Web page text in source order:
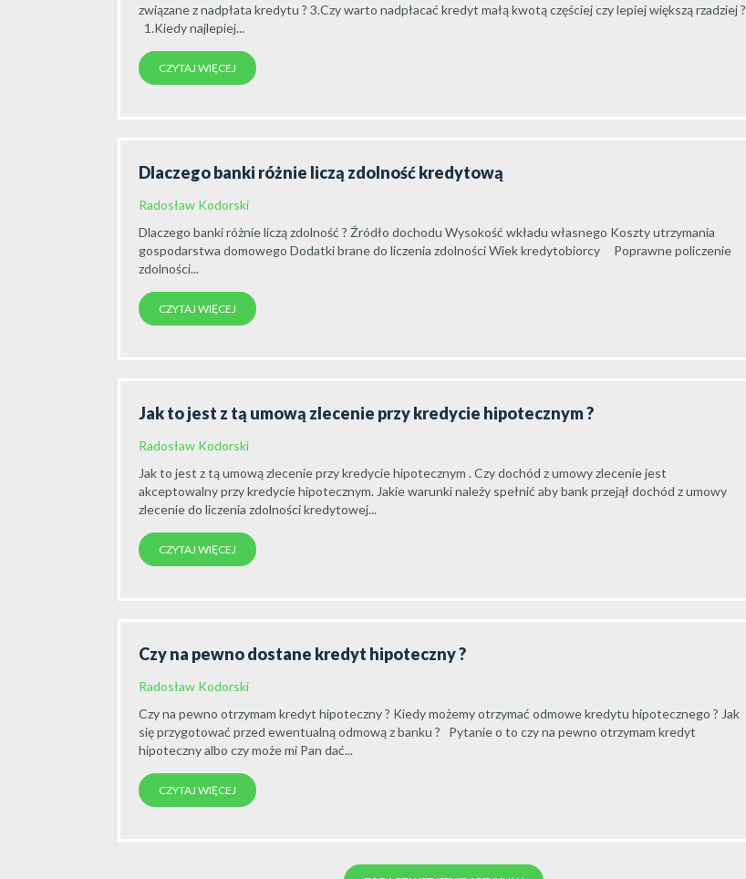
związane z nadpłata kredytu ? 3.Czy warto nadpłacać kredyt małą kwotą częściej czy lepiej większą rzadziej ?
1.Kiedy najlepiej...
CZYTAJ WIĘCEJ
Dlaczego banki różnie liczą zdolność kredytową
Radosław Kodorski
Dlaczego banki różnie liczą zdolność ? Źródło dochodu Wysokość wkładu własnego Koszty utrzymania
gospodarstwa domowego Dodatki brane do liczenia zdolności Wiek kredytobiorcy Poprawne policzenie
zdolności...
CZYTAJ WIĘCEJ
Jak to jest z tą umową zlecenie przy kredycie hipotecznym ?
Radosław Kodorski
Jak to jest z tą umową zlecenie przy kredycie hipotecznym . Czy dochód z umowy zlecenie jest
akceptowalny przy kredycie hipotecznym. Jakie warunki należy spełnić aby bank przejął dochód z umowy
zlecenie do liczenia zdolności kredytowej...
CZYTAJ WIĘCEJ
Czy na pewno dostane kredyt hipoteczny ?
Radosław Kodorski
Czy na pewno otrzymam kredyt hipoteczny ? Kiedy możemy otrzymać odmowe kredytu hipotecznego ? Jak
się przygotować przed ewentualną odmową z banku ? Pytanie o to czy na pewno otrzymam kredyt
hipoteczny albo czy może mi Pan dać...
CZYTAJ WIĘCEJ